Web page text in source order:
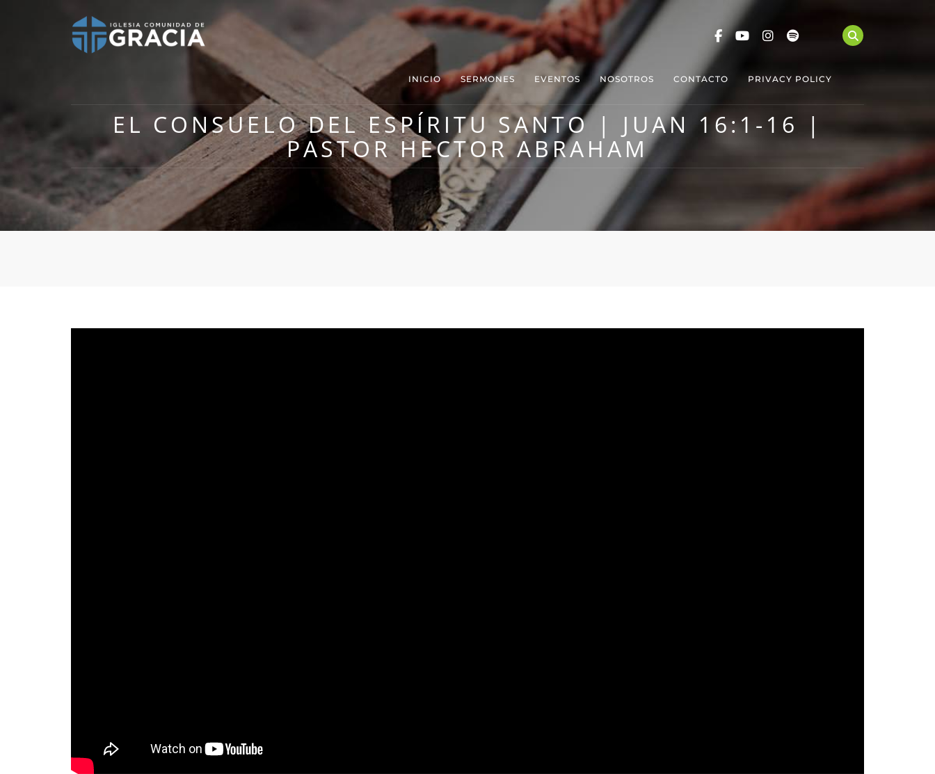
INICIO SERMONES EVENTOS NOSOTROS CONTACTO PRIVACY POLICY
EL CONSUELO DEL ESPÍRITU SANTO | JUAN 16:1-16 |
PASTOR HECTOR ABRAHAM